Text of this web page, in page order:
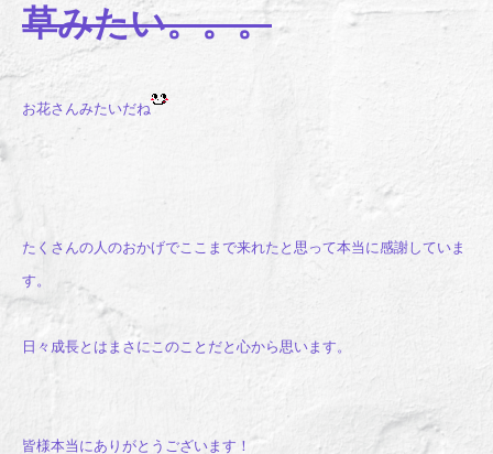
草みたい。。。
お花さんみたいだね
たくさんの人のおかげでここまで来れたと思って本当に感謝していま
す。
日々成長とはまさにこのことだと心から思います。
皆様本当にありがとうございます！